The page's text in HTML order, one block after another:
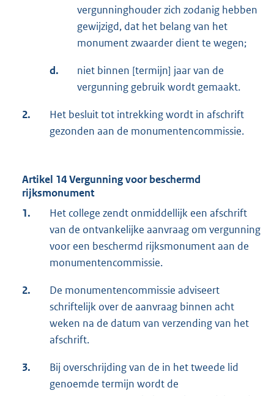
r
n
e
k
:
vergunninghouder zich zodanig hebben
gewijzigd, dat het belang van het
monument zwaarder dient te wegen;
d.
niet binnen [termijn] jaar van de
vergunning gebruik wordt gemaakt.
2.
Het besluit tot intrekking wordt in afschrift
gezonden aan de monumentencommissie.
Artikel 14 Vergunning voor beschermd
rijksmonument
1.
Het college zendt onmiddellijk een afschrift
van de ontvankelijke aanvraag om vergunning
voor een beschermd rijksmonument aan de
monumentencommissie.
2.
De monumentencommissie adviseert
schriftelijk over de aanvraag binnen acht
weken na de datum van verzending van het
afschrift.
3.
Bij overschrijding van de in het tweede lid
genoemde termijn wordt de